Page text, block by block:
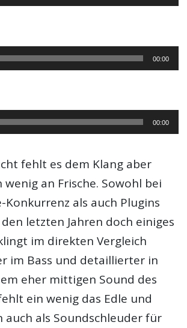
00:00
00:00
fehlt es dem Klang aber
wenig an Frische. Sowohl bei
Konkurrenz als auch Plugins
letzten Jahren doch einiges
im direkten Vergleich
im Bass und detaillierter in
eher mittigen Sound des
ein wenig das Edle und
auch als Soundschleuder für